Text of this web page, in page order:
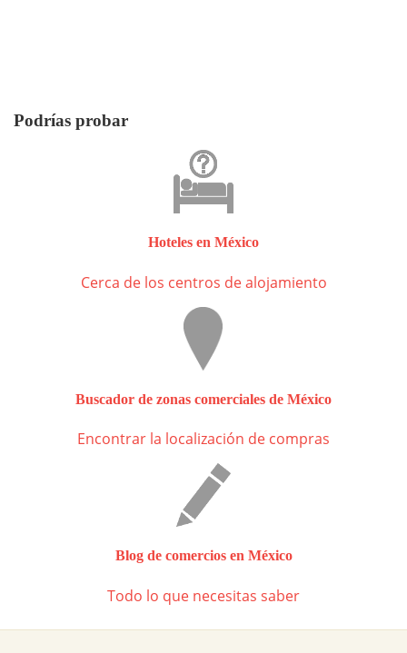
Podrías probar
Hoteles en México
Cerca de los centros de alojamiento
Buscador de zonas comerciales de México
Encontrar la localización de compras
Blog de comercios en México
Todo lo que necesitas saber